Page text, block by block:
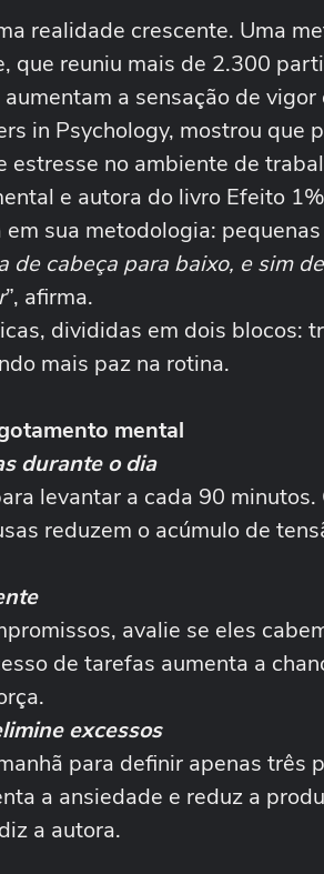
realidade crescente. Uma
que reuniu mais de 2.300
a sensação de
in Psychology, mostrou
estresse no ambiente de
e autora do livro Efeito
sua metodologia:
de cabeça para baixo, e sim
”, afirma.
divididas em dois blocos:
mais paz na rotina.
mental
durante o dia
levantar a cada 90
reduzem o acúmulo de
avalie se eles
de tarefas aumenta a
excessos
para definir apenas três
a ansiedade e reduz a
a autora.